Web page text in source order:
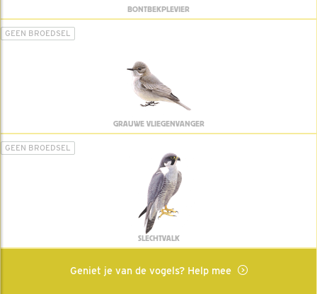
BONTBEKPLEVIER
GEEN BROEDSEL
GRAUWE VLIEGENVANGER
GEEN BROEDSEL
SLECHTVALK
Geniet je van de vogels? Help mee